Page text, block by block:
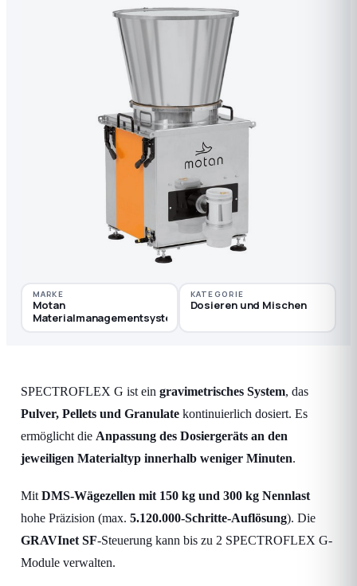
MARKE
Motan
Materialmanagementsysteme
KATEGORIE
Dosieren und Mischen
SPECTROFLEX G ist ein gravimetrisches System, das
Pulver, Pellets und Granulate kontinuierlich dosiert. Es
ermöglicht die Anpassung des Dosiergeräts an den
jeweiligen Materialtyp innerhalb weniger Minuten.
Mit DMS-Wägezellen mit 150 kg und 300 kg Nennlast
hohe Präzision (max. 5.120.000-Schritte-Auflösung). Die
GRAVInet SF-Steuerung kann bis zu 2 SPECTROFLEX G-
Module verwalten.